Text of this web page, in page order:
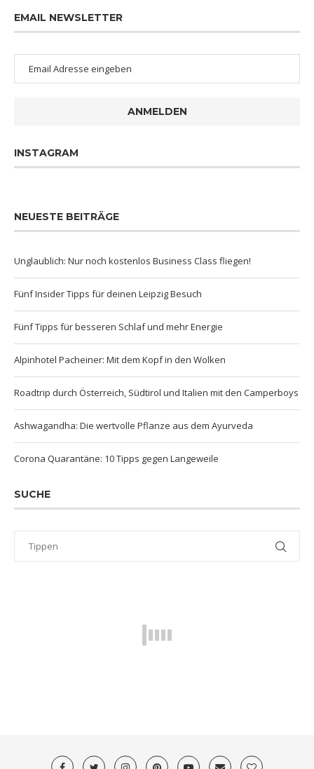
EMAIL NEWSLETTER
ANMELDEN
INSTAGRAM
NEUESTE BEITRÄGE
Unglaublich: Nur noch kostenlos Business Class fliegen!
Fünf Insider Tipps für deinen Leipzig Besuch
Fünf Tipps für besseren Schlaf und mehr Energie
Alpinhotel Pacheiner: Mit dem Kopf in den Wolken
Roadtrip durch Österreich, Südtirol und Italien mit den Camperboys
Ashwagandha: Die wertvolle Pflanze aus dem Ayurveda
Corona Quarantäne: 10 Tipps gegen Langeweile
SUCHE